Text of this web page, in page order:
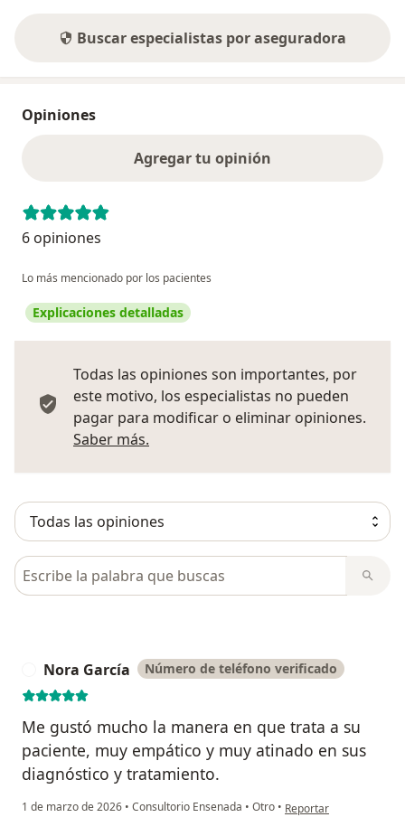
Buscar especialistas por aseguradora
Opiniones
Agregar tu opinión
6 opiniones
Lo más mencionado por los pacientes
Explicaciones detalladas
Todas las opiniones son importantes, por
este motivo, los especialistas no pueden
pagar para modificar o eliminar opiniones.
Saber más.
Busca en opiniones
Nora García Número de teléfono verificado
Me gustó mucho la manera en que trata a su
paciente, muy empático y muy atinado en sus
diagnóstico y tratamiento.
1 de marzo de 2026 • Consultorio Ensenada • Otro • en opinión del usuario
Reportar